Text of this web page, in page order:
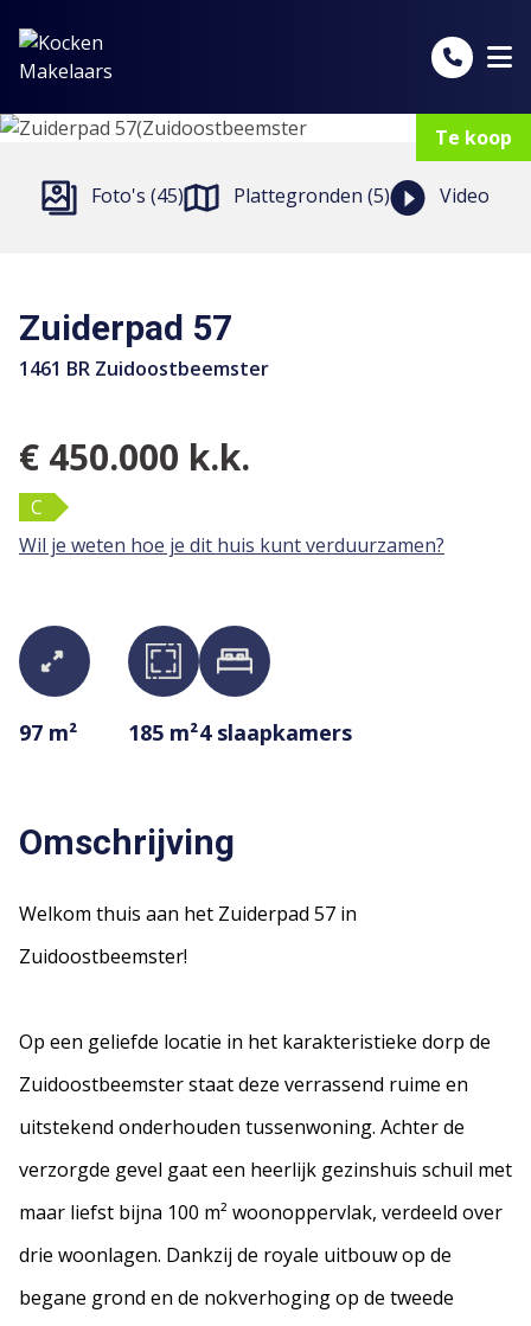
Te koop
Foto's (45) Plattegronden (5) Video
Zuiderpad 57
1461 BR Zuidoostbeemster
€ 450.000 k.k.
C
Wil je weten hoe je dit huis kunt verduurzamen?
97 m² 185 m²4 slaapkamers
Omschrijving
Welkom thuis aan het Zuiderpad 57 in
Zuidoostbeemster!
Op een geliefde locatie in het karakteristieke dorp de
Zuidoostbeemster staat deze verrassend ruime en
uitstekend onderhouden tussenwoning. Achter de
verzorgde gevel gaat een heerlijk gezinshuis schuil met
maar liefst bijna 100 m² woonoppervlak, verdeeld over
drie woonlagen. Dankzij de royale uitbouw op de
begane grond en de nokverhoging op de tweede